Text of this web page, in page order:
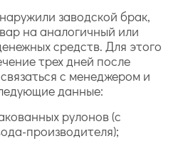
заводской брак,
на аналогичный или
средств. Для этого
трех дней после
с менеджером и
данные:
рулонов (с
производителя);